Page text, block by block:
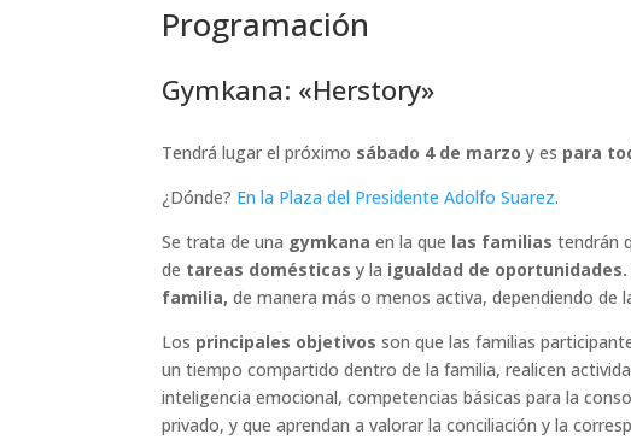
Programación
Gymkana: «Herstory»
Tendrá lugar el próximo sábado 4 de marzo y es para
¿Dónde? En la Plaza del Presidente Adolfo Suarez.
Se trata de una gymkana en la que las familias tendrán
de tareas domésticas y la igualdad de oportunidades.
familia, de manera más o menos activa, dependiendo de
Los principales objetivos son que las familias
un tiempo compartido dentro de la familia, realicen
inteligencia emocional, competencias básicas para la
privado, y que aprendan a valorar la conciliación y la